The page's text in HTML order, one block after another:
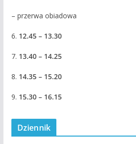
– przerwa obiadowa
6. 12.45 – 13.30
7. 13.40 – 14.25
8. 14.35 – 15.20
9. 15.30 – 16.15
Dziennik